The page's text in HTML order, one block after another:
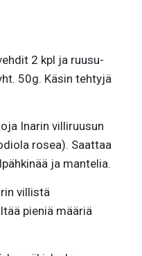
2 kpl ja ruusu-
50g. Käsin tehtyjä
Inarin villiruusun
rosea). Saattaa
ja mantelia.
villistä
pieniä määriä